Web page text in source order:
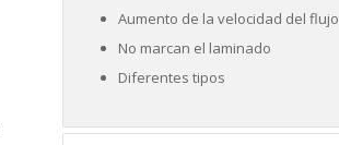
Aumento de la velocidad del flujo
No marcan el laminado
Diferentes tipos